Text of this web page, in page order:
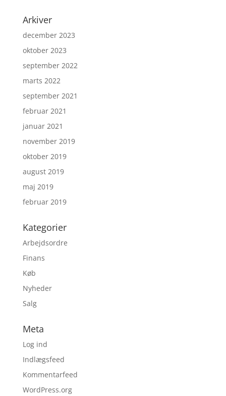
Arkiver
december 2023
oktober 2023
september 2022
marts 2022
september 2021
februar 2021
januar 2021
november 2019
oktober 2019
august 2019
maj 2019
februar 2019
Kategorier
Arbejdsordre
Finans
Køb
Nyheder
Salg
Meta
Log ind
Indlægsfeed
Kommentarfeed
WordPress.org